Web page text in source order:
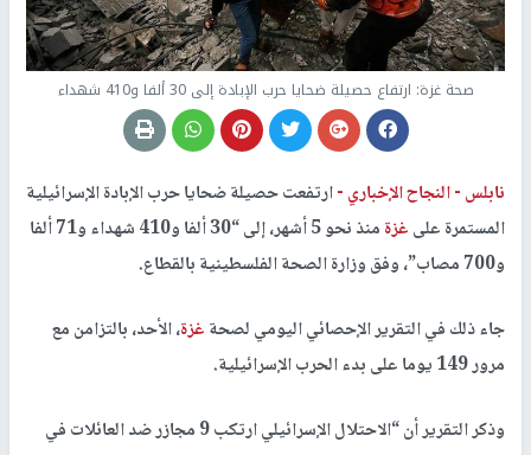
صحة غزة: ارتفاع حصيلة ضحايا حرب الإبادة إلى 30 ألفا و410 شهداء
نابلس -النجاح الإخباري -ارتفعت حصيلة ضحايا حرب الإبادة الإسرائيلية
المستمرة علىغزة
منذ نحو 5 أشهر، إلى “30 ألفا و410 شهداء و71 ألفا
و700 مصاب”، وفق وزارة الصحة الفلسطينية بالقطاع.
جاء ذلك في التقرير الإحصائي اليومي لصحةغزة، الأحد، بالتزامن مع
مرور 149 يوما على بدء الحرب الإسرائيلية.
وذكر التقرير أن “الاحتلال الإسرائيلي ارتكب 9 مجازر ضد العائلات في